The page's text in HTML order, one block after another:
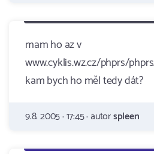
mam ho az v
www.cyklis.wz.cz/phprs/
kam bych ho měl tedy dát?
9.8. 2005 · 17:45 · autorspleen